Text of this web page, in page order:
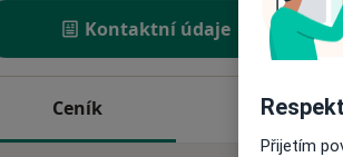
Kontaktní údaje
Ceník Adresy
Přijetím